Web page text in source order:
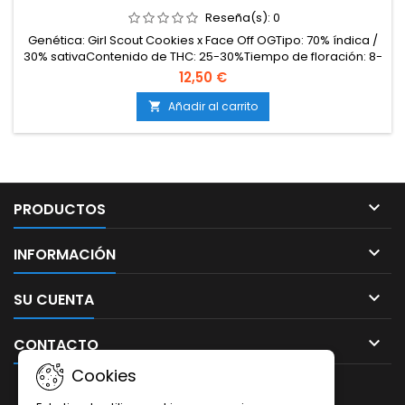
Reseña(s): 0
Genética: Girl Scout Cookies x Face Off OGTipo: 70% índica /
30% sativaContenido de THC: 25-30%Tiempo de floración: 8-
9 semanasProducción en interior: 500-600 g/m²Producción
en exterior: hasta 700 g/plantaAltura: 80-120 cm en interior;
hasta 200 cm en exteriorAromas y sabores: Dulces,
cremosos (galleta, caramelo, cítricos) con fondo...
12,50 €
 Añadir al carrito
PRODUCTOS 
INFORMACIÓN 
SU CUENTA 
CONTACTO 
Cookies